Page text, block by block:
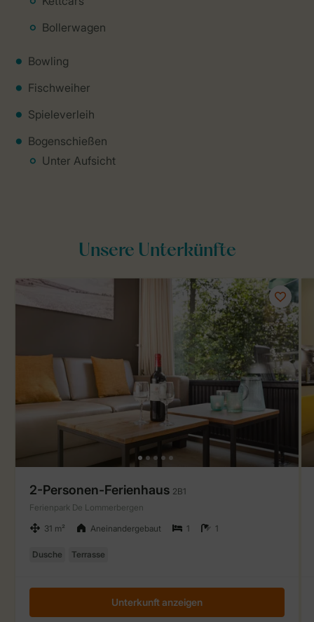
Bollerwagen
Bowling
Fischweiher
Spieleverleih
Bogenschießen
Unter Aufsicht